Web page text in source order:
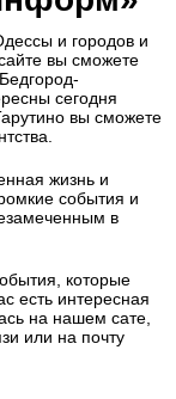
и городов и
вы сможете
сегодня
вы сможете
жизнь и
события и
в
которые
есть интересная
на нашем сате,
или на почту